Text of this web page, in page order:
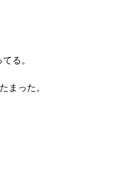
る。
まった。